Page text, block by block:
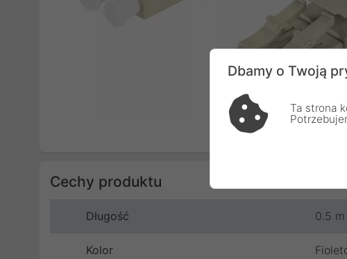
Cechy produktu
Długość 0.5 m
Kolor
Dbamy o Twoją
Ta strona